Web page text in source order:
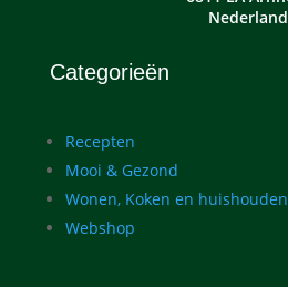
Nederland
Categorieën
Recepten
Mooi & Gezond
Wonen, Koken en huishouden
Webshop